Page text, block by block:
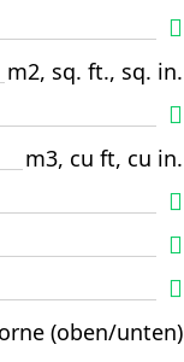
m2, sq. ft., sq. in.
m3, cu ft, cu in.
(oben/unten)